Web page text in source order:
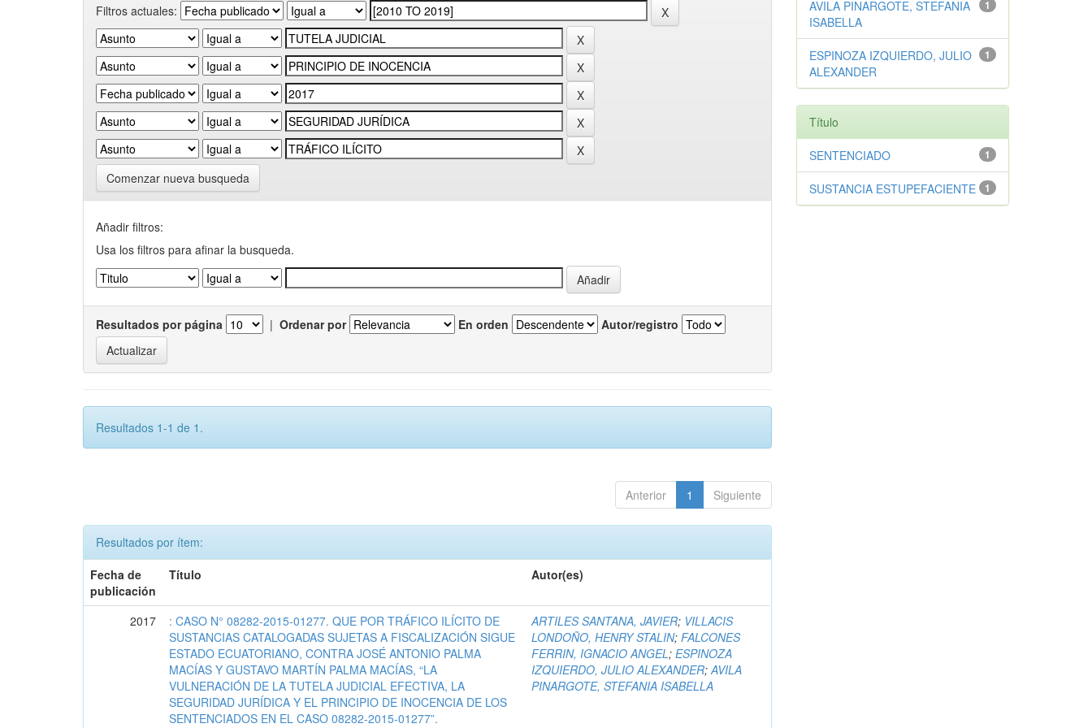
Filtros actuales:
Comenzar nueva busqueda
Añadir filtros:
Usa los filtros para afinar la busqueda.
Resultados por página | Ordenar por En orden Autor/registro
Resultados 1-1 de 1.
Anterior 1 Siguiente
Resultados por ítem:
Fecha de
publicación
Título Autor(es)
2017
: CASO N° 08282-2015-01277. QUE POR TRÁFICO ILÍCITO DE
SUSTANCIAS CATALOGADAS SUJETAS A FISCALIZACIÓN SIGUE
ESTADO ECUATORIANO, CONTRA JOSÉ ANTONIO PALMA
MACÍAS Y GUSTAVO MARTÍN PALMA MACÍAS, “LA
VULNERACIÓN DE LA TUTELA JUDICIAL EFECTIVA, LA
SEGURIDAD JURÍDICA Y EL PRINCIPIO DE INOCENCIA DE LOS
SENTENCIADOS EN EL CASO 08282-2015-01277”.
ARTILES SANTANA, JAVIER; VILLACIS
LONDOÑO, HENRY STALIN;FALCONES
FERRIN, IGNACIO ANGEL;ESPINOZA
IZQUIERDO, JULIO ALEXANDER;AVILA
PINARGOTE, STEFANIA ISABELLA
1
AVILA PINARGOTE, STEFANIA
ISABELLA
1
ESPINOZA IZQUIERDO, JULIO
ALEXANDER
Título
1
SENTENCIADO
1
SUSTANCIA ESTUPEFACIENTE